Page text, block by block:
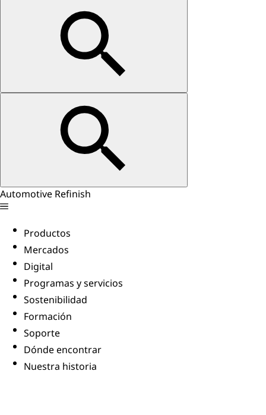
Automotive Refinish
Productos
Mercados
Digital
Programas y servicios
Sostenibilidad
Formación
Soporte
Dónde encontrar
Nuestra historia